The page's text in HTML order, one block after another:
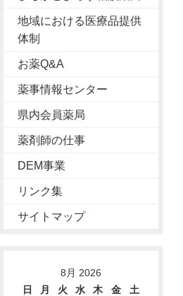
地域における医療品提供
体制
お薬Q&A
薬事情報センター
県内会員薬局
薬剤師の仕事
DEM事業
リンク集
サイトマップ
8月 2026
日
月 火 水 木 金
土